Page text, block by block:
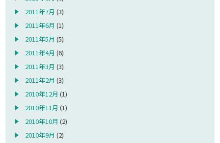
2011年7月 (3)
2011年6月 (1)
2011年5月 (5)
2011年4月 (6)
2011年3月 (3)
2011年2月 (3)
2010年12月 (1)
2010年11月 (1)
2010年10月 (2)
2010年9月 (2)